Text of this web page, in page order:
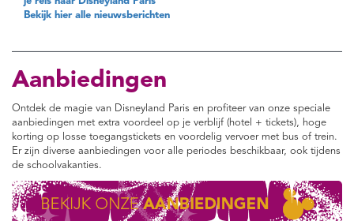
Bekijk hier alle nieuwsberichten
Aanbiedingen
Ontdek de magie van Disneyland Paris en profiteer van onze speciale
aanbiedingen met extra voordeel op je verblijf (hotel + tickets), hoge
korting op losse toegangstickets en voordelig vervoer met bus of trein.
Er zijn diverse aanbiedingen voor alle periodes beschikbaar, ook tijdens
de schoolvakanties.